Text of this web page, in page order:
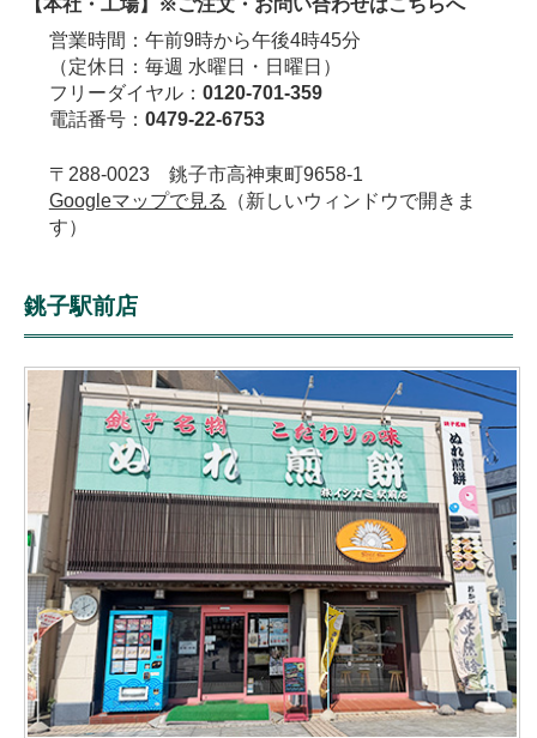
【本社・工場】
※ご注文・お問い合わせはこちらへ
営業時間：午前9時から午後4時45分
（定休日：毎週 水曜日・日曜日）
フリーダイヤル： 0120-701-359
電話番号： 0479-22-6753
〒288-0023 銚子市高神東町9658-1
Googleマップで見る
（新しいウィンドウで開きま
す）
銚子駅前店